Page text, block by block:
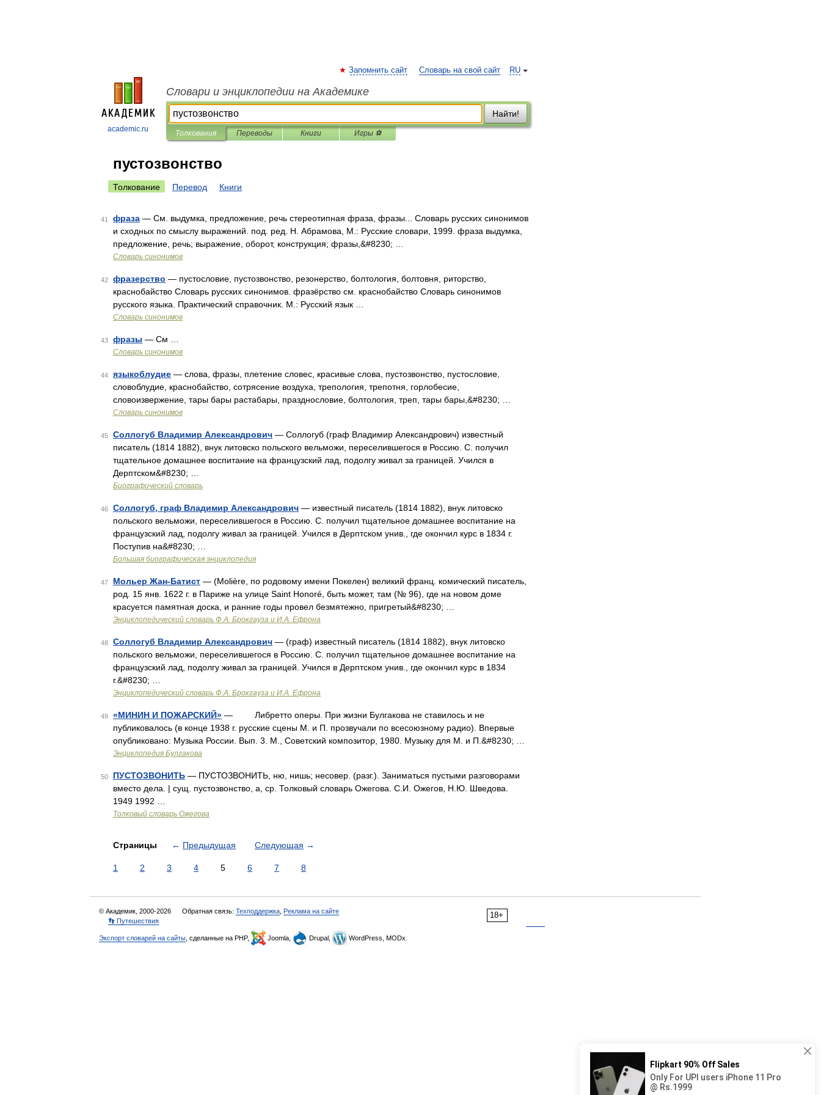
academic.ru
RU
Запомнить сайт Словарь на свой сайт
Словари и энциклопедии на Академике
Найти!
Толкования Переводы Книги Игры ⚽
пустозвонство
Толкование Перевод Книги
41 фраза — См. выдумка, предложение, речь стереотипная фраза, фразы... Словарь русских синонимов
и сходных по смыслу выражений. под. ред. Н. Абрамова, М.: Русские словари, 1999. фраза выдумка,
предложение, речь; выражение, оборот, конструкция; фразы,&#8230; …
Словарь синонимов
42 фразерство — пустословие, пустозвонство, резонерство, болтология, болтовня, риторство,
краснобайство Словарь русских синонимов. фразёрство см. краснобайство Словарь синонимов
русского языка. Практический справочник. М.: Русский язык …
Словарь синонимов
43 фразы — См …
Словарь синонимов
44 языкоблудие — слова, фразы, плетение словес, красивые слова, пустозвонство, пустословие,
словоблудие, краснобайство, сотрясение воздуха, трепология, трепотня, горлобесие,
словоизвержение, тары бары растабары, празднословие, болтология, треп, тары бары,&#8230; …
Словарь синонимов
45 Соллогуб Владимир Александрович — Соллогуб (граф Владимир Александрович) известный
писатель (1814 1882), внук литовско польского вельможи, переселившегося в Россию. С. получил
тщательное домашнее воспитание на французский лад, подолгу живал за границей. Учился в
Дерптском&#8230; …
Биографический словарь
46 Соллогуб, граф Владимир Александрович — известный писатель (1814 1882), внук литовско
польского вельможи, переселившегося в Россию. С. получил тщательное домашнее воспитание на
французский лад, подолгу живал за границей. Учился в Дерптском унив., где окончил курс в 1834 г.
Поступив на&#8230; …
Большая биографическая энциклопедия
47 Мольер Жан-Батист — (Molière, по родовому имени Покелен) великий франц. комический писатель,
род. 15 янв. 1622 г. в Париже на улице Saint Honoré, быть может, там (№ 96), где на новом доме
красуется памятная доска, и ранние годы провел безмятежно, пригретый&#8230; …
Энциклопедический словарь Ф.А. Брокгауза и И.А. Ефрона
48 Соллогуб Владимир Александрович — (граф) известный писатель (1814 1882), внук литовско
польского вельможи, переселившегося в Россию. С. получил тщательное домашнее воспитание на
французский лад, подолгу живал за границей. Учился в Дерптском унив., где окончил курс в 1834
г.&#8230; …
Энциклопедический словарь Ф.А. Брокгауза и И.А. Ефрона
49 «МИНИН И ПОЖАРСКИЙ» — Либретто оперы. При жизни Булгакова не ставилось и не
публиковалось (в конце 1938 г. русские сцены М. и П. прозвучали по всесоюзному радио). Впервые
опубликовано: Музыка России. Вып. 3. М., Советский композитор, 1980. Музыку для М. и П.&#8230; …
Энциклопедия Булгакова
50 ПУСТОЗВОНИТЬ — ПУСТОЗВОНИТЬ, ню, нишь; несовер. (разг.). Заниматься пустыми разговорами
вместо дела. | сущ. пустозвонство, а, ср. Толковый словарь Ожегова. С.И. Ожегов, Н.Ю. Шведова.
1949 1992 …
Толковый словарь Ожегова
Страницы ← Предыдущая Следующая →
1 2 3 4 5 6 7 8
18+
© Академик, 2000-2026 Обратная связь: Техподдержка Реклама на сайте
👣 Путешествия
Экспорт словарей на сайты , сделанные на PHP, Joomla, Drupal, WordPress, MODx.